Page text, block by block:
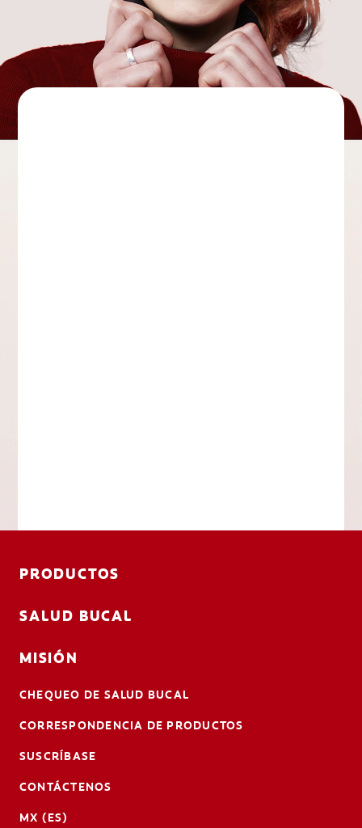
PRODUCTOS
SALUD BUCAL
MISIÓN
CHEQUEO DE SALUD BUCAL
CORRESPONDENCIA DE PRODUCTOS
SUSCRÍBASE
CONTÁCTENOS
MX (ES)